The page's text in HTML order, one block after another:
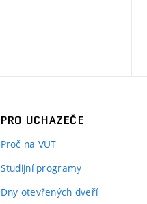
PRO UCHAZEČE
Proč na VUT
Studijní programy
Dny otevřených dveří